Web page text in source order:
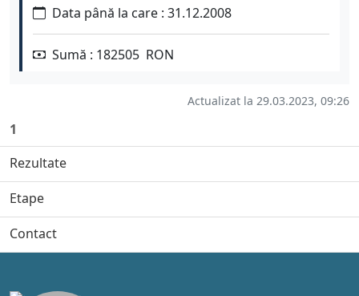
1
Rezultate
Etape
Contact
Data până la care : 31.12.2008
Sumă : 182505 RON
Actualizat la 29.03.2023, 09:26